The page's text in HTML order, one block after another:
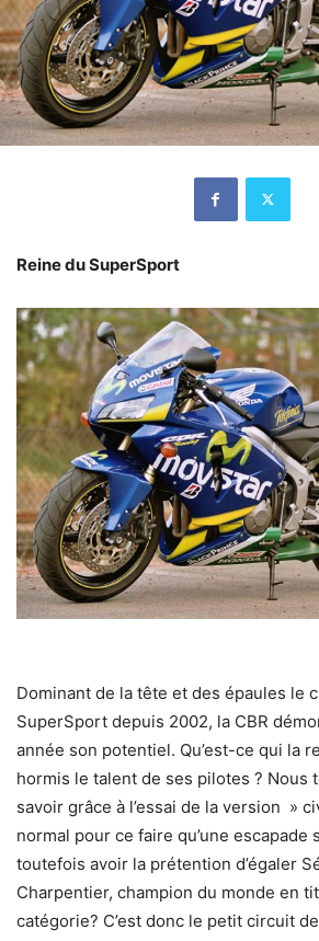
Reine du SuperSport
Dominant de la tête et des épaules le
SuperSport depuis 2002, la CBR
année son potentiel. Qu’est-ce qui la
hormis le talent de ses pilotes ? Nous
savoir grâce à l’essai de la version »
normal pour ce faire qu’une escapade
toutefois avoir la prétention d’égaler
Charpentier, champion du monde en
catégorie? C’est donc le petit circuit